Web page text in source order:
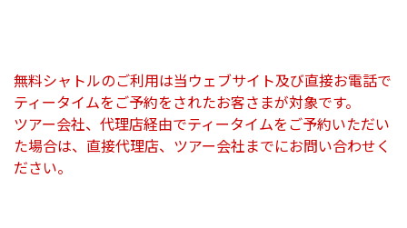
無料シャトルのご利用は当ウェブサイト及び直接お電話で
ティータイムをご予約をされたお客さまが対象です。
ツアー会社、代理店経由でティータイムをご予約いただい
た場合は、直接代理店、ツアー会社までにお問い合わせく
ださい。